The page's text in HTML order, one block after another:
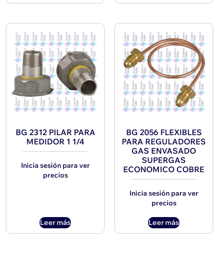
BG 2312 PILAR PARA
MEDIDOR 1 1/4
Inicia sesión para ver
precios
Leer más
BG 2056 FLEXIBLES
PARA REGULADORES
GAS ENVASADO
SUPERGAS
ECONOMICO COBRE
Inicia sesión para ver
precios
Leer más